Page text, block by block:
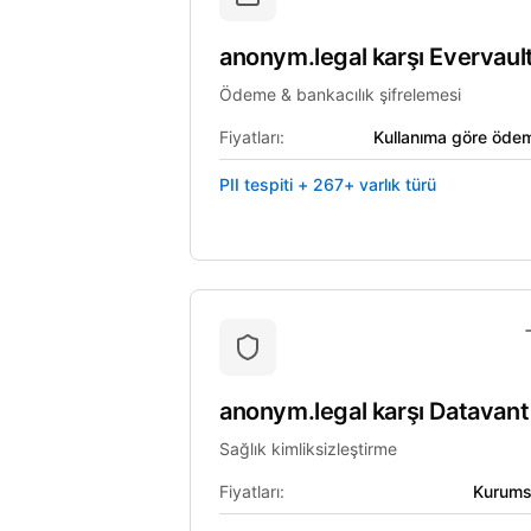
anonym.legal karşı
Ödeme & bankacılık şifrelemesi
Fiyatları: Kullanıma göre
PII tespiti + 267+ varlık türü
anonym.legal karşı Datavant
Sağlık kimliksizleştirme
Fiyatları: